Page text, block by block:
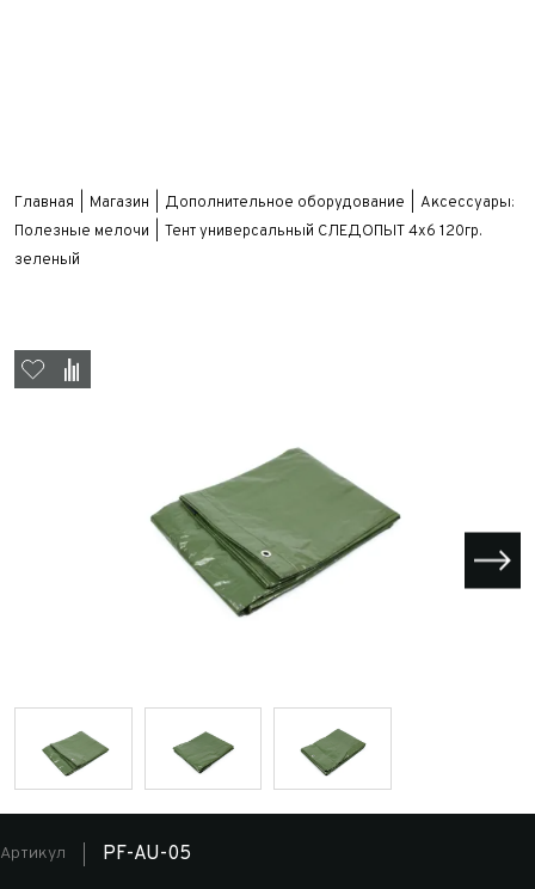
Главная Магазин Дополнительное оборудование
Аксессуары:
Полезные мелочи
Тент универсальный СЛЕДОПЫТ 4х6 120гр.
зеленый
Артикул PF-AU-05